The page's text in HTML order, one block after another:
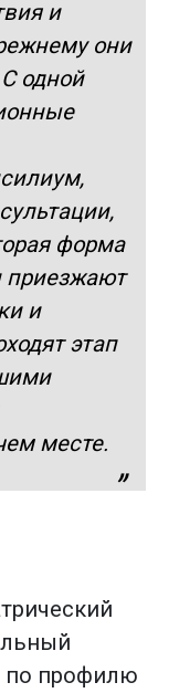
и
они
одной
форма
приезжают
и
этап
месте.
по профилю